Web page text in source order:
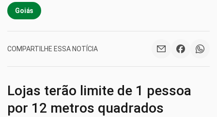
Goiás
COMPARTILHE ESSA NOTÍCIA
Lojas terão limite de 1 pessoa
por 12 metros quadrados